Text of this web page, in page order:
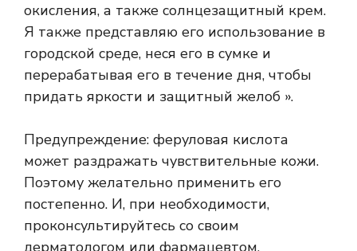
окисления, а также солнцезащитный крем.
Я также представляю его использование в
городской среде, неся его в сумке и
перерабатывая его в течение дня, чтобы
придать яркости и защитный желоб ».
Предупреждение: феруловая кислота
может раздражать чувствительные кожи.
Поэтому желательно применить его
постепенно. И, при необходимости,
проконсультируйтесь со своим